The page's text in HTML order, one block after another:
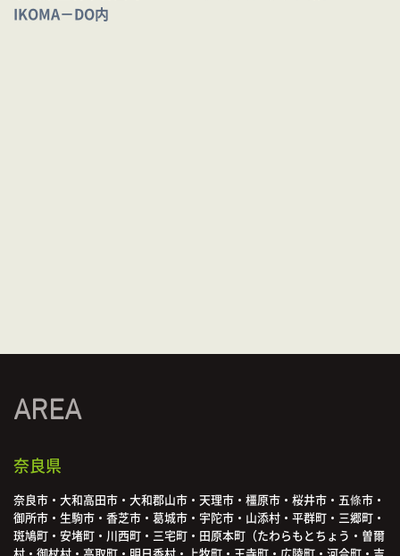
IKOMA－DO内
AREA
奈良県
奈良市・大和高田市・大和郡山市・天理市・橿原市・桜井市・五條市・
御所市・生駒市・香芝市・葛城市・宇陀市・山添村・平群町・三郷町・
斑鳩町・安堵町・川西町・三宅町・田原本町（たわらもとちょう・曽爾
村・御杖村・高取町・明日香村・上牧町・王寺町・広陵町・河合町・吉